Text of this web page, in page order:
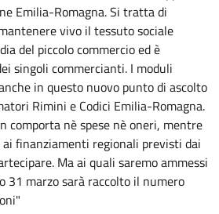
Emilia-Romagna. Si tratta di
vivo il tessuto sociale
del piccolo commercio ed è
singoli commercianti. I moduli
in questo nuovo punto di ascolto
Rimini e Codici Emilia-Romagna.
comporta nè spese nè oneri, mentre
finanziamenti regionali previsti dai
Ma ai quali saremo ammessi
31 marzo sarà raccolto il numero